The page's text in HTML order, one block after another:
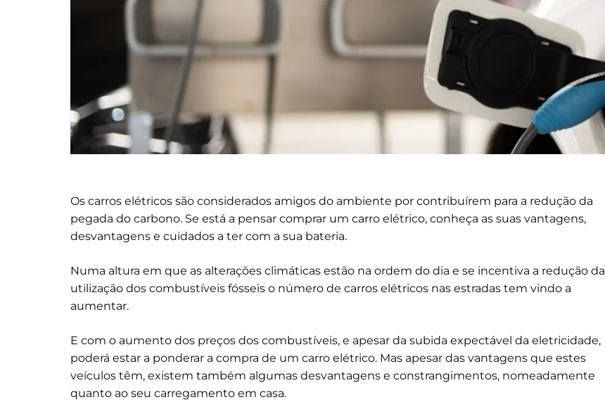
Os carros elétricos são considerados amigos do ambiente por contribuírem para a redução da
pegada do carbono. Se está a pensar comprar um carro elétrico, conheça as suas vantagens,
desvantagens e cuidados a ter com a sua bateria.
Numa altura em que as alterações climáticas estão na ordem do dia e se incentiva a redução da
utilização dos combustíveis fósseis o número de carros elétricos nas estradas tem vindo a
aumentar.
E com o aumento dos preços dos combustíveis, e apesar da subida expectável da eletricidade,
poderá estar a ponderar a compra de um carro elétrico. Mas apesar das vantagens que estes
veículos têm, existem também algumas desvantagens e constrangimentos, nomeadamente
quanto ao seu carregamento em casa.